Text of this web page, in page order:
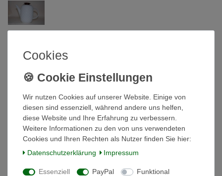
Kakaokanne Holiday in Istanbul
Thomas Porzellan
19,00 EUR *
Grundpreis19,00 € / Stück
Cookies
Wir nutzen Cookies auf unserer Website. Einige von
diesen sind essenziell, während andere uns helfen,
diese Website und Ihre Erfahrung zu verbessern.
Weitere Informationen zu den von uns verwendeten
Cookies und Ihren Rechten als Nutzer finden Sie hier:
Daten­schutz­erklärung
Impressum
Essenziell PayPal Funktional